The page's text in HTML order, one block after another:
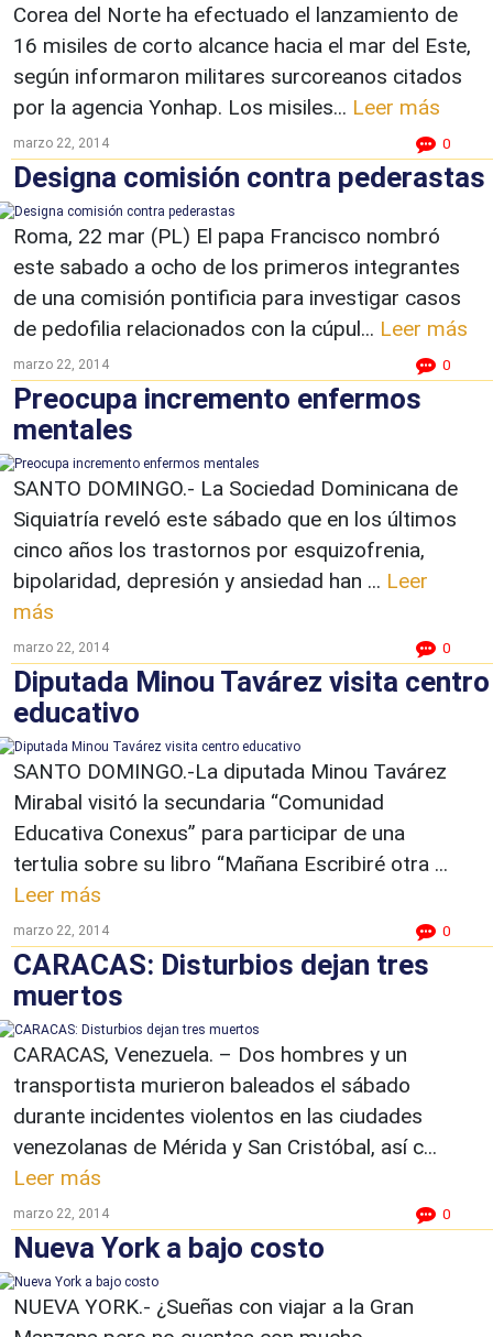
Corea del Norte ha efectuado el lanzamiento de
16 misiles de corto alcance hacia el mar del Este,
según informaron militares surcoreanos citados
por la agencia Yonhap. Los misiles... Leer más
marzo 22, 2014 0
Designa comisión contra pederastas
Roma, 22 mar (PL) El papa Francisco nombró
este sabado a ocho de los primeros integrantes
de una comisión pontificia para investigar casos
de pedofilia relacionados con la cúpul... Leer más
marzo 22, 2014 0
Preocupa incremento enfermos
mentales
SANTO DOMINGO.- La Sociedad Dominicana de
Siquiatría reveló este sábado que en los últimos
cinco años los trastornos por esquizofrenia,
bipolaridad, depresión y ansiedad han ... Leer
más
marzo 22, 2014 0
Diputada Minou Tavárez visita centro
educativo
SANTO DOMINGO.-La diputada Minou Tavárez
Mirabal visitó la secundaria “Comunidad
Educativa Conexus” para participar de una
tertulia sobre su libro “Mañana Escribiré otra ...
Leer más
marzo 22, 2014 0
CARACAS: Disturbios dejan tres
muertos
CARACAS, Venezuela. – Dos hombres y un
transportista murieron baleados el sábado
durante incidentes violentos en las ciudades
venezolanas de Mérida y San Cristóbal, así c...
Leer más
marzo 22, 2014 0
Nueva York a bajo costo
NUEVA YORK.- ¿Sueñas con viajar a la Gran